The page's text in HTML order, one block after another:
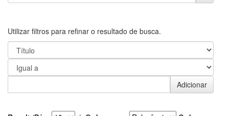
Utilizar filtros para refinar o resultado de busca.